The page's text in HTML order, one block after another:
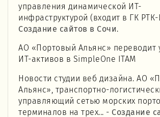
управления динамической ИТ-
инфраструктурой (входит в ГК
Создание сайтов в Сочи.
АО «Портовый Альянс» переводит
ИТ-активов в SimpleOne ITAM
Новости студии веб дизайна. АО
Альянс», транспортно-
управляющий сетью морских
терминалов на трех... - Создание